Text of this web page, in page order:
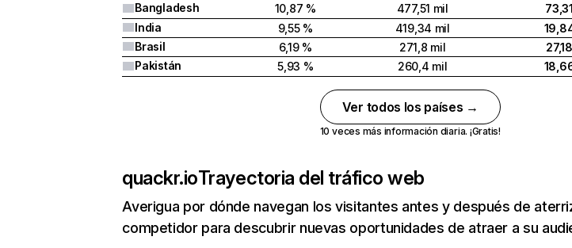
Bangladesh
10,87 % 477,51 mil
India
9,55 % 419,34 mil
Brasil
6,19 % 271,8 mil
Pakistán
5,93 % 260,4 mil
Ver todos los países →
10 veces más información diaria. ¡Gratis!
quackr.ioTrayectoria del tráfico web
Averigua por dónde navegan los visitantes antes y después de
competidor para descubrir nuevas oportunidades de atraer a su